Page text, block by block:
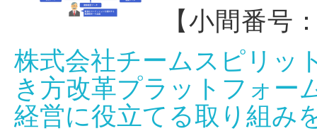
【小間番号
株式会社チームスピリッ
き方改革プラットフォー
経営に役立てる取り組み